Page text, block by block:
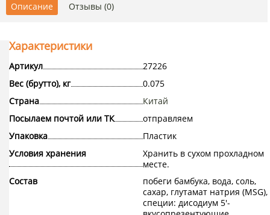
Описание Отзывы (0)
Характеристики
Артикул
27226
Вес (брутто), кг
0.075
Страна
Китай
Посылаем почтой или ТК
отправляем
Упаковка
Пластик
Условия хранения
Хранить в сухом прохладном
месте.
Состав
побеги бамбука, вода, соль,
сахар, глутамат натрия (MSG),
специи: дисодиум 5'-